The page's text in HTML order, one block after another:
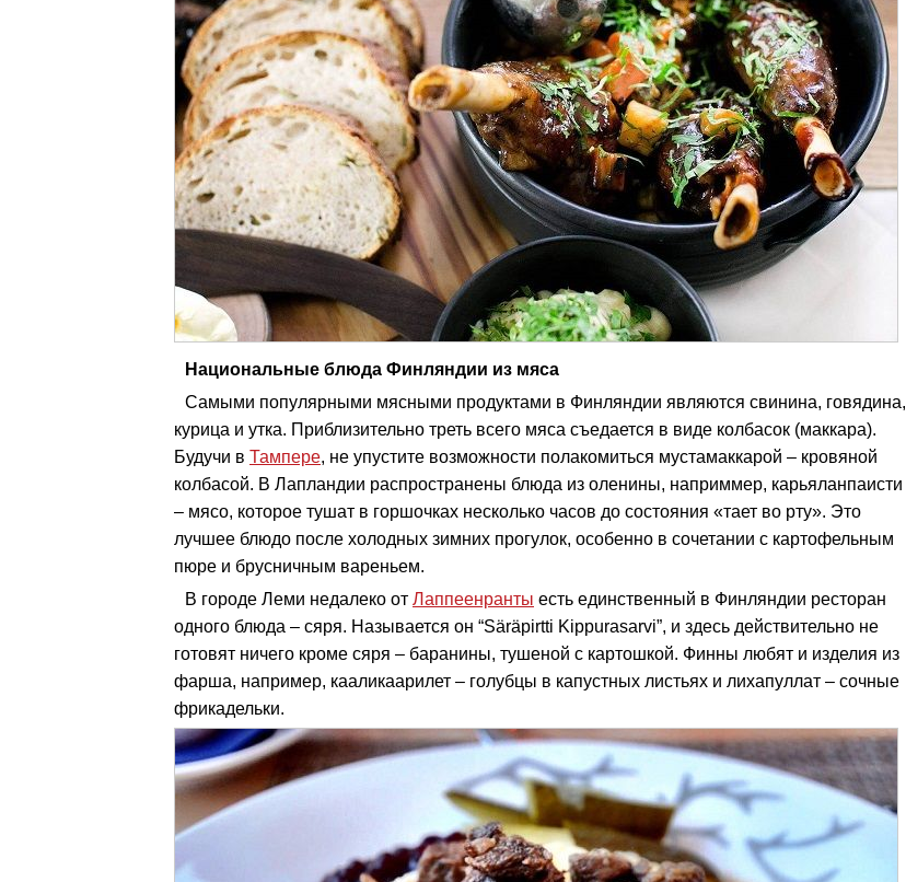
Национальные блюда Финляндии из мяса
Самыми популярными мясными продуктами в Финляндии являются свинина, говядина,
курица и утка. Приблизительно треть всего мяса съедается в виде колбасок (маккара).
Будучи в Тампере, не упустите возможности полакомиться мустамаккарой – кровяной
колбасой. В Лапландии распространены блюда из оленины, наприммер, карьяланпаисти
– мясо, которое тушат в горшочках несколько часов до состояния «тает во рту». Это
лучшее блюдо после холодных зимних прогулок, особенно в сочетании с картофельным
пюре и брусничным вареньем.
В городе Леми недалеко от Лаппеенранты есть единственный в Финляндии ресторан
одного блюда – сяря. Называется он “Säräpirtti Kippurasarvi”, и здесь действительно не
готовят ничего кроме сяря – баранины, тушеной с картошкой. Финны любят и изделия из
фарша, например, кааликаарилет – голубцы в капустных листьях и лихапуллат – сочные
фрикадельки.